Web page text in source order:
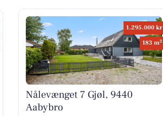
1.295.000 kr
183 m2
Nålevænget 7 Gjøl, 9440
Aabybro